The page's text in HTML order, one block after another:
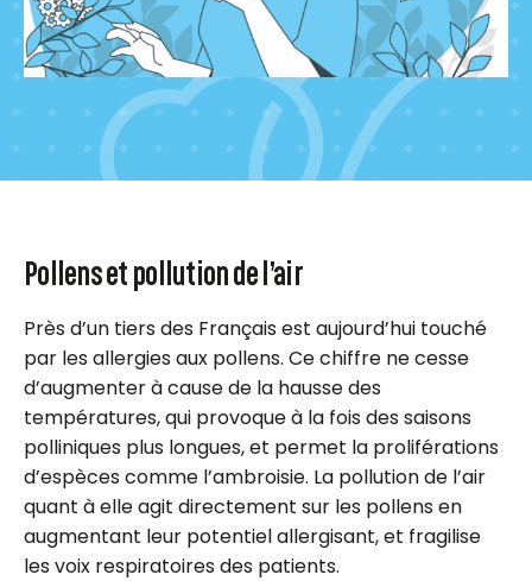
Pollens et pollution de l’air
Près d’un tiers des Français est aujourd’hui touché
par les allergies aux pollens. Ce chiffre ne cesse
d’augmenter à cause de la hausse des
températures, qui provoque à la fois des saisons
polliniques plus longues, et permet la proliférations
d’espèces comme l’ambroisie. La pollution de l’air
quant à elle agit directement sur les pollens en
augmentant leur potentiel allergisant, et fragilise
les voix respiratoires des patients.